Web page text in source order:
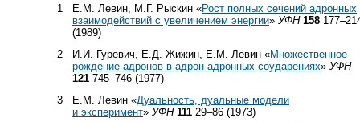
1 Е.М. Левин, М.Г. Рыскин «Рост полных сечений адронных
взаимодействий с увеличением энергии» УФН 158
(1989)
2
И.И. Гуревич, Е.Д. Жижин, Е.М. Левин «Множественное
рождение адронов в адрон-адронных соударениях» УФН
121 745–746 (1977)
3
Е.М. Левин «Дуальность, дуальные модели
и эксперимент» УФН 111 29–86 (1973)